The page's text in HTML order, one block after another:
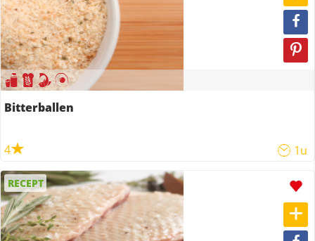
Bitterballen
4 1u
RECEPT